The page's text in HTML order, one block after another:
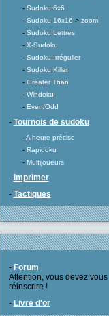
- Sudoku 6x6
- Sudoku 16x16 > zoom
- Sudoku Lettres
- X-Sudoku
- Sudoku Irrégulier
- Sudoku Killer
- Greater Than
- Windoku
- Even/Odd
- Tournois de sudoku
-A heure précise
- Rapidoku
- Multijoueurs
- Imprimer
- Tactiques
- Forum
Attention, vous devez vous
réinscrire !
- Livre d'or